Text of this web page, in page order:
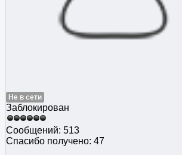
Не в сети
Заблокирован
Сообщений: 513
Спасибо получено: 47